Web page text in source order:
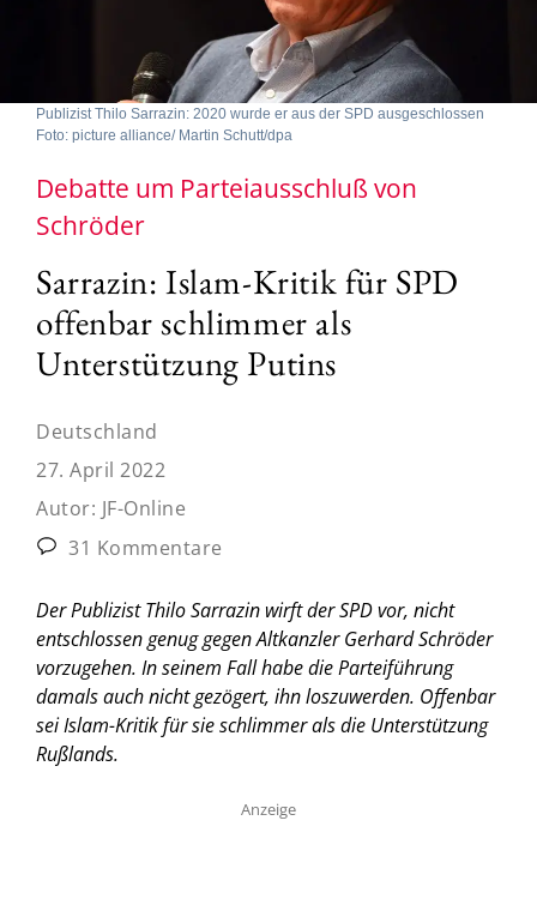
Publizist Thilo Sarrazin: 2020 wurde er aus der SPD ausgeschlossen
Foto: picture alliance/ Martin Schutt/dpa
Debatte um Parteiausschluß von
Schröder
Sarrazin: Islam-Kritik für SPD
offenbar schlimmer als
Unterstützung Putins
Deutschland
27. April 2022
Autor: JF-Online
31 Kommentare
Der Publizist Thilo Sarrazin wirft der SPD vor, nicht
entschlossen genug gegen Altkanzler Gerhard Schröder
vorzugehen. In seinem Fall habe die Parteiführung
damals auch nicht gezögert, ihn loszuwerden. Offenbar
sei Islam-Kritik für sie schlimmer als die Unterstützung
Rußlands.
Anzeige